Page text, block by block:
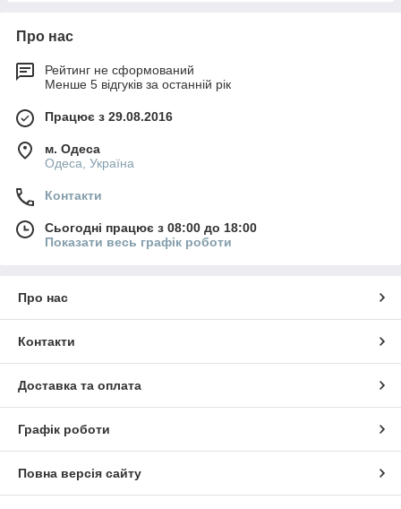
Про нас
Рейтинг не сформований
Менше 5 відгуків за останній рік
Працює з 29.08.2016
м. Одеса
Одеса, Україна
Контакти
Сьогодні працює з 08:00 до 18:00
Показати весь графік роботи
Про нас
Контакти
Доставка та оплата
Графік роботи
Повна версія сайту